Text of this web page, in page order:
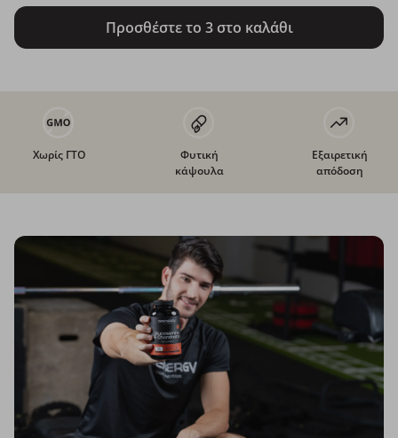
Προσθέστε το 3 στο καλάθι
Χωρίς ΓΤΟ
Φυτική
κάψουλα
Εξαιρετική
απόδοση